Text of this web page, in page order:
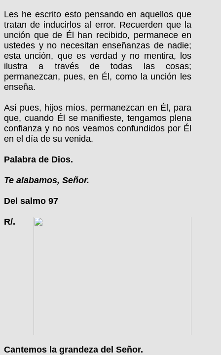
Les he escrito esto pensando en aquellos que
tratan de inducirlos al error. Recuerden que la
unción que de Él han recibido, permanece en
ustedes y no necesitan enseñanzas de nadie;
esta unción, que es verdad y no mentira, los
ilustra a través de todas las cosas;
permanezcan, pues, en Él, como la unción les
enseña.
Así pues, hijos míos, permanezcan en Él, para
que, cuando Él se manifieste, tengamos plena
confianza y no nos veamos confundidos por Él
en el día de su venida.
Palabra de Dios.
Te alabamos, Señor.
Del salmo 97
R/.
Cantemos la grandeza del Señor.